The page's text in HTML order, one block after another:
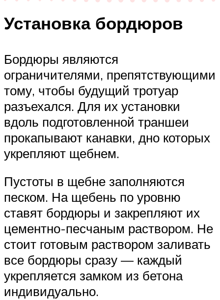
Установка бордюров
Бордюры являются
ограничителями, препятствующими
тому, чтобы будущий тротуар
разъехался. Для их установки
вдоль подготовленной траншеи
прокапывают канавки, дно которых
укрепляют щебнем.
Пустоты в щебне заполняются
песком. На щебень по уровню
ставят бордюры и закрепляют их
цементно-песчаным раствором. Не
стоит готовым раствором заливать
все бордюры сразу — каждый
укрепляется замком из бетона
индивидуально.